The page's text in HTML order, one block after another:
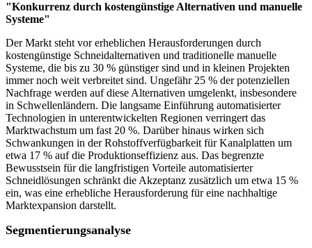
"Konkurrenz durch kostengünstige Alternativen und manuelle
Systeme"
Der Markt steht vor erheblichen Herausforderungen durch
kostengünstige Schneidalternativen und traditionelle manuelle
Systeme, die bis zu 30 % günstiger sind und in kleinen Projekten
immer noch weit verbreitet sind. Ungefähr 25 % der potenziellen
Nachfrage werden auf diese Alternativen umgelenkt, insbesondere
in Schwellenländern. Die langsame Einführung automatisierter
Technologien in unterentwickelten Regionen verringert das
Marktwachstum um fast 20 %. Darüber hinaus wirken sich
Schwankungen in der Rohstoffverfügbarkeit für Kanalplatten um
etwa 17 % auf die Produktionseffizienz aus. Das begrenzte
Bewusstsein für die langfristigen Vorteile automatisierter
Schneidlösungen schränkt die Akzeptanz zusätzlich um etwa 15 %
ein, was eine erhebliche Herausforderung für eine nachhaltige
Marktexpansion darstellt.
Segmentierungsanalyse